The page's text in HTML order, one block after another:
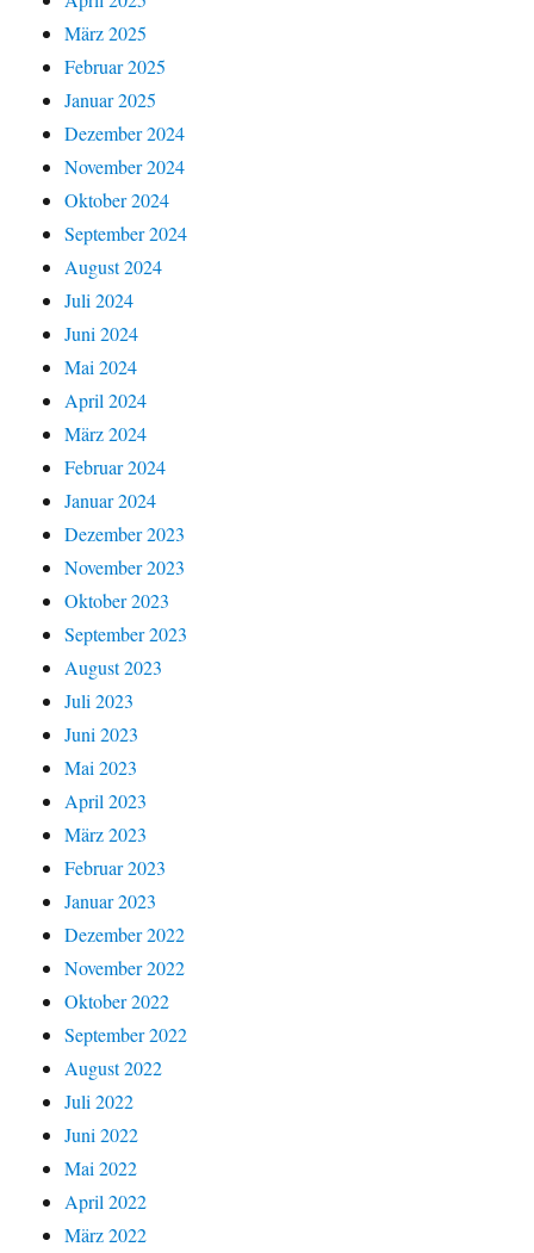
März 2025
Februar 2025
Januar 2025
Dezember 2024
November 2024
Oktober 2024
September 2024
August 2024
Juli 2024
Juni 2024
Mai 2024
April 2024
März 2024
Februar 2024
Januar 2024
Dezember 2023
November 2023
Oktober 2023
September 2023
August 2023
Juli 2023
Juni 2023
Mai 2023
April 2023
März 2023
Februar 2023
Januar 2023
Dezember 2022
November 2022
Oktober 2022
September 2022
August 2022
Juli 2022
Juni 2022
Mai 2022
April 2022
März 2022